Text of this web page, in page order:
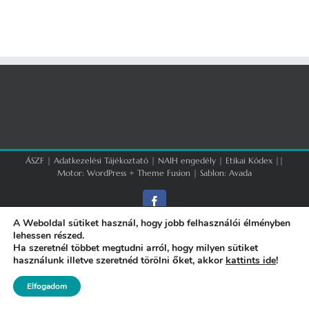
ÁSZF | Adatkezelési Tájékoztató | NAIH engedély | Etikai Kódex ||
Motor: WordPress + Theme Fusion | Sablon: Avada
Facebook
A Weboldal sütiket használ, hogy jobb felhasználói élményben
lehessen részed.
Ha szeretnél többet megtudni arról, hogy milyen sütiket
használunk illetve szeretnéd törölni őket, akkor kattints ide!
Elfogadom